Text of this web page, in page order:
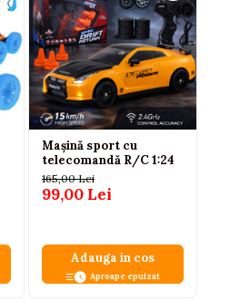
Mașină sport cu
telecomandă R/C 1:24
165,00 Lei
99,00 Lei
Adauga in cos
Aproape epuizat